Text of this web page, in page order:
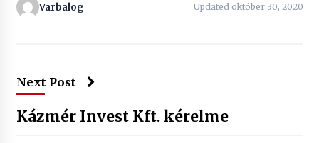
Varbalog Updated október 30, 2020
Next Post
Kázmér Invest Kft. kérelme